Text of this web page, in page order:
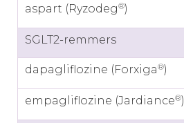
aspart (Ryzodeg®)
SGLT2-remmers
dapagliflozine (Forxiga®)
empagliflozine (Jardiance®)